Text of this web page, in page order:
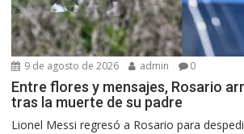
9 de agosto de 2026 admin 0
Entre flores y mensajes, Rosario
tras la muerte de su padre
Lionel Messi regresó a Rosario para